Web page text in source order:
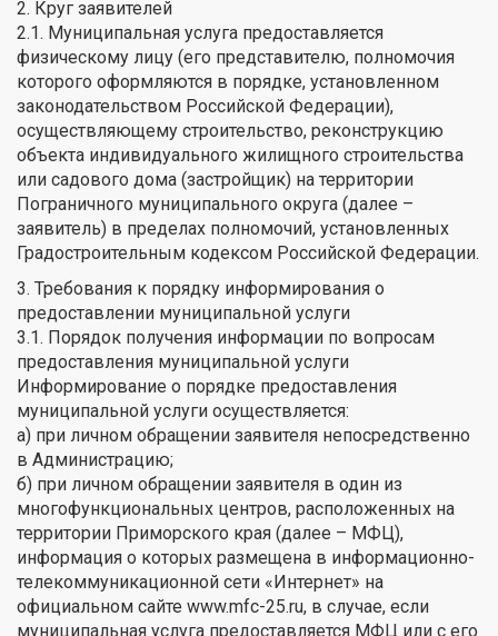
2. Круг заявителей
2.1. Муниципальная услуга предоставляется
физическому лицу (его представителю, полномочия
которого оформляются в порядке, установленном
законодательством Российской Федерации),
осуществляющему строительство, реконструкцию
объекта индивидуального жилищного строительства
или садового дома (застройщик) на территории
Пограничного муниципального округа (далее –
заявитель) в пределах полномочий, установленных
Градостроительным кодексом Российской Федерации.
3. Требования к порядку информирования о
предоставлении муниципальной услуги
3.1. Порядок получения информации по вопросам
предоставления муниципальной услуги
Информирование о порядке предоставления
муниципальной услуги осуществляется:
а) при личном обращении заявителя непосредственно
в Администрацию;
б) при личном обращении заявителя в один из
многофункциональных центров, расположенных на
территории Приморского края (далее – МФЦ),
информация о которых размещена в информационно-
телекоммуникационной сети «Интернет» на
официальном сайте www.mfc-25.ru, в случае, если
муниципальная услуга предоставляется МФЦ или с его